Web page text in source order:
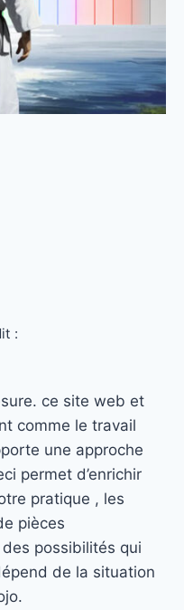
:
ce site web et
comme le travail
une approche
permet d’enrichir
pratique , les
pièces
possibilités qui
de la situation